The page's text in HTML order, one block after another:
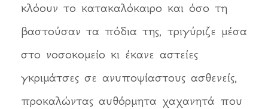
κλόουν το κατακαλόκαιρο και όσο τη
βαστούσαν τα πόδια της, τριγύριζε μέσα
στο νοσοκομείο κι έκανε αστείες
γκριμάτσες σε ανυποψίαστους ασθενείς,
προκαλώντας αυθόρμητα χαχανητά που